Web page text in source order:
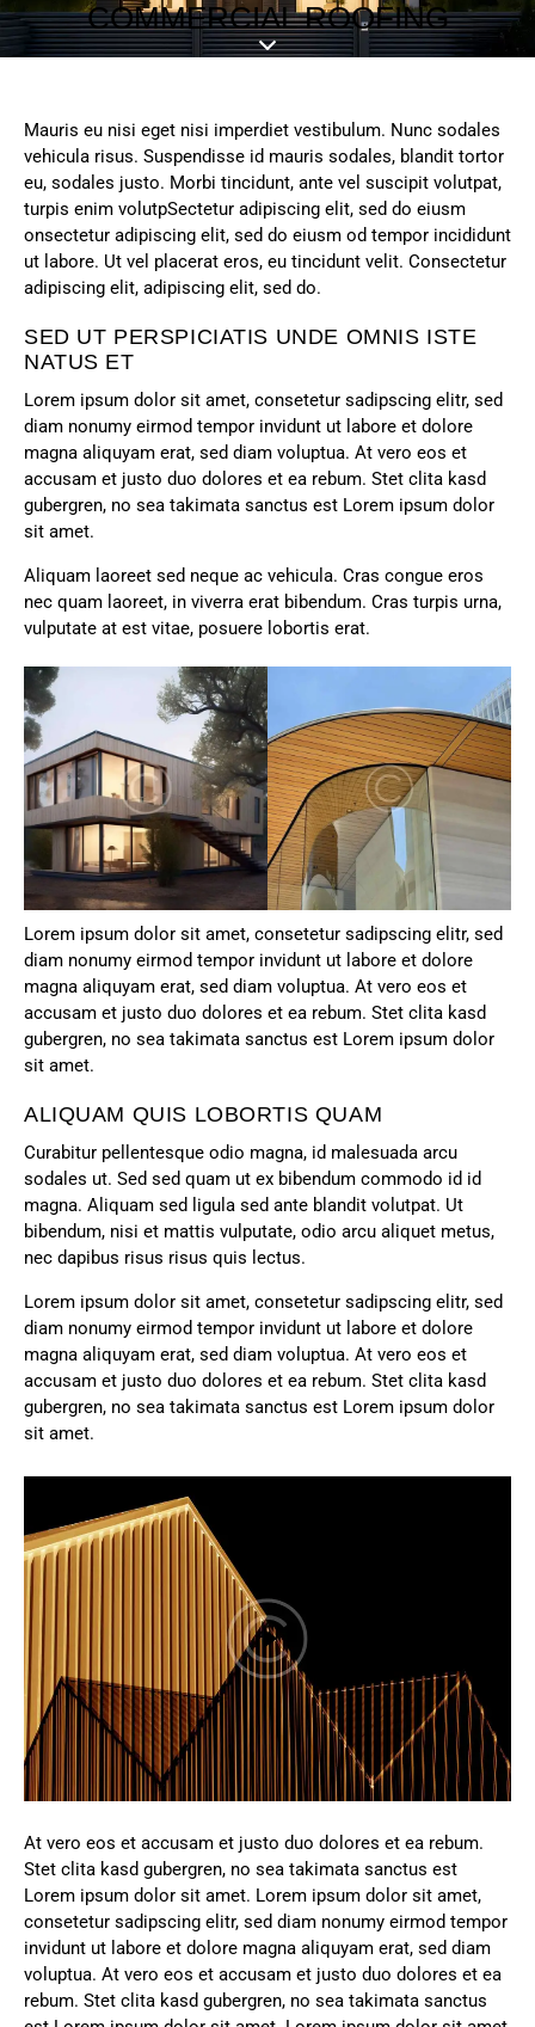
COMMERCIAL ROOFING
Mauris eu nisi eget nisi imperdiet vestibulum. Nunc sodales
vehicula risus. Suspendisse id mauris sodales, blandit tortor
eu, sodales justo. Morbi tincidunt, ante vel suscipit volutpat,
turpis enim volutpSectetur adipiscing elit, sed do eiusm
onsectetur adipiscing elit, sed do eiusm od tempor incididunt
ut labore. Ut vel placerat eros, eu tincidunt velit. Consectetur
adipiscing elit, adipiscing elit, sed do.
SED UT PERSPICIATIS UNDE OMNIS ISTE
NATUS ET
Lorem ipsum dolor sit amet, consetetur sadipscing elitr, sed
diam nonumy eirmod tempor invidunt ut labore et dolore
magna aliquyam erat, sed diam voluptua. At vero eos et
accusam et justo duo dolores et ea rebum. Stet clita kasd
gubergren, no sea takimata sanctus est Lorem ipsum dolor
sit amet.
Aliquam laoreet sed neque ac vehicula. Cras congue eros
nec quam laoreet, in viverra erat bibendum. Cras turpis urna,
vulputate at est vitae, posuere lobortis erat.
Lorem ipsum dolor sit amet, consetetur sadipscing elitr, sed
diam nonumy eirmod tempor invidunt ut labore et dolore
magna aliquyam erat, sed diam voluptua. At vero eos et
accusam et justo duo dolores et ea rebum. Stet clita kasd
gubergren, no sea takimata sanctus est Lorem ipsum dolor
sit amet.
ALIQUAM QUIS LOBORTIS QUAM
Curabitur pellentesque odio magna, id malesuada arcu
sodales ut. Sed sed quam ut ex bibendum commodo id id
magna. Aliquam sed ligula sed ante blandit volutpat. Ut
bibendum, nisi et mattis vulputate, odio arcu aliquet metus,
nec dapibus risus risus quis lectus.
Lorem ipsum dolor sit amet, consetetur sadipscing elitr, sed
diam nonumy eirmod tempor invidunt ut labore et dolore
magna aliquyam erat, sed diam voluptua. At vero eos et
accusam et justo duo dolores et ea rebum. Stet clita kasd
gubergren, no sea takimata sanctus est Lorem ipsum dolor
sit amet.
At vero eos et accusam et justo duo dolores et ea rebum.
Stet clita kasd gubergren, no sea takimata sanctus est
Lorem ipsum dolor sit amet. Lorem ipsum dolor sit amet,
consetetur sadipscing elitr, sed diam nonumy eirmod tempor
invidunt ut labore et dolore magna aliquyam erat, sed diam
voluptua. At vero eos et accusam et justo duo dolores et ea
rebum. Stet clita kasd gubergren, no sea takimata sanctus